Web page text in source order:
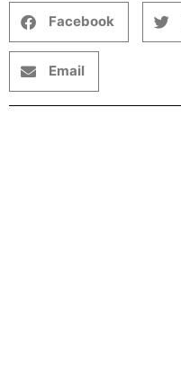
Facebook
Email